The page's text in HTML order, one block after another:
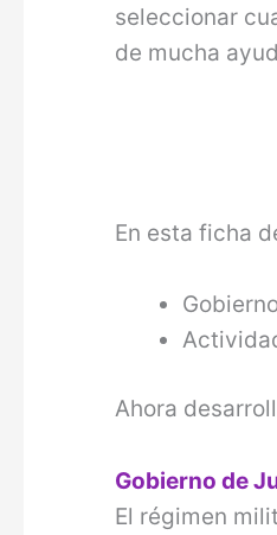
seleccionar
de mucha
En esta ficha
Ahora
Gobierno de
El régimen